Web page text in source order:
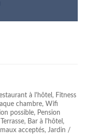
à l'hôtel, Fitness
chambre, Wifi
possible, Pension
Bar à l'hôtel,
acceptés, Jardin /